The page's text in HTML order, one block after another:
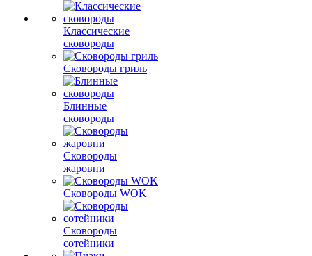
Классические
сковороды
Сковороды гриль
Блинные
сковороды
Сковороды
жаровни
Сковороды WOK
Сковороды
сотейники